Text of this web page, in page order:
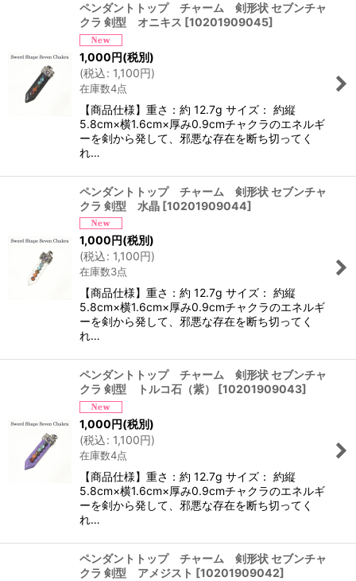
ペンダントトップ チャーム 剣形状 セブンチャ
クラ 剣型 オニキス [10201909045]
1,000円(税別)
(税込: 1,100円)
在庫数4点
【商品仕様】重さ：約 12.7g サイズ： 約縦
5.8cm×横1.6cm×厚み0.9cmチャクラのエネルギ
ーを剣から発して、邪悪な存在を断ち切ってく
れ…
ペンダントトップ チャーム 剣形状 セブンチャ
クラ 剣型 水晶 [10201909044]
1,000円(税別)
(税込: 1,100円)
在庫数3点
【商品仕様】重さ：約 12.7g サイズ： 約縦
5.8cm×横1.6cm×厚み0.9cmチャクラのエネルギ
ーを剣から発して、邪悪な存在を断ち切ってく
れ…
ペンダントトップ チャーム 剣形状 セブンチャ
クラ 剣型 トルコ石（紫）
[10201909043]
1,000円(税別)
(税込: 1,100円)
在庫数4点
【商品仕様】重さ：約 12.7g サイズ： 約縦
5.8cm×横1.6cm×厚み0.9cmチャクラのエネルギ
ーを剣から発して、邪悪な存在を断ち切ってく
れ…
ペンダントトップ チャーム 剣形状 セブンチャ
クラ 剣型 アメジスト [10201909042]